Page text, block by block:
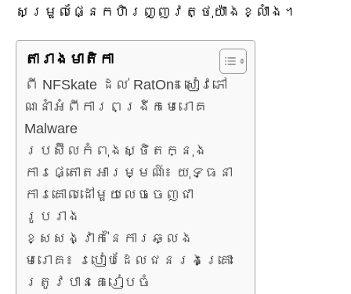
សម្រួលផ្នែកហិរញ្ញវត្ថុយ៉ាងខ្លាំង។
តារាង​មាតិកា
ពី NFSkate ដល់ RatOn៖ សៀវភៅ
ណែនាំអំពីការពង្រីកមេរោគ
Malware
ប្រេស៊ីលកំពុងស្ថិតក្នុង
ការផ្តោតអារម្មណ៍៖ យុទ្ធនា
ការគោលដៅមួយលេចចេញជា
រូបរាង
ខ្សែសង្វាក់នៃការឆ្លង
មេរោគ៖ របៀបដែលជនរងគ្រោះ
ត្រូវបានគេរៀបចំ